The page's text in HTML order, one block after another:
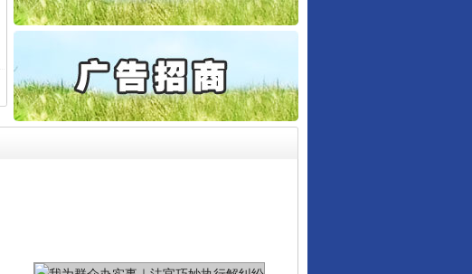
中方对6家美国实体采取反制措..
官方通报西安赛格商场坠亡事件
从“无产可执”到“全额执行”
最高检抗诉的疑难复杂刑事案件
“神药”背后的真相
法官巧妙执行解纠纷